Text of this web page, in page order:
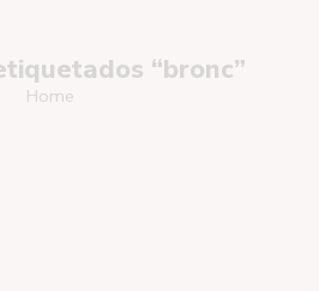
“bronc”
Home